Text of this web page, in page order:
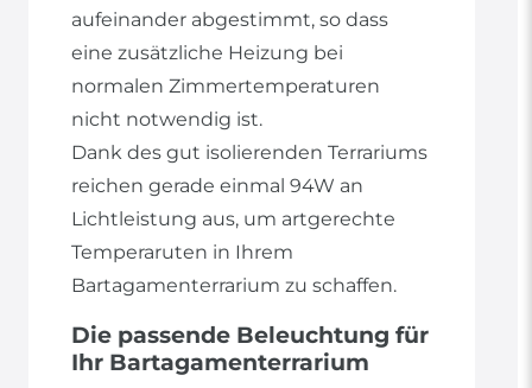
aufeinander abgestimmt, so dass
eine zusätzliche Heizung bei
normalen Zimmertemperaturen
nicht notwendig ist.
Dank des gut isolierenden Terrariums
reichen gerade einmal 94W an
Lichtleistung aus, um artgerechte
Temperaruten in Ihrem
Bartagamenterrarium zu schaffen.
Die passende Beleuchtung für
Ihr Bartagamenterrarium